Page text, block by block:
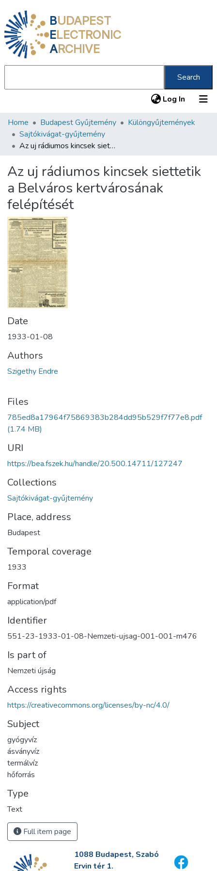
BUDAPEST
ELECTRONIC
ARCHIVE
Search
Log In (current)
Communities & Collections
All of DSpace
About us
Home Budapest Gyűjtemény
Különgyűjtemények
Sajtókivágat-gyűjtemény
Az uj rádiumos kincsek siettetik a Belváros kertvárosának felépítését
Az uj rádiumos kincsek siettetik
a Belváros kertvárosának
felépítését
Date
1933-01-08
Authors
Szigethy Endre
Files
785ed8a17964f75869383b284dd95b529f7f77e8.pdf
(1.74 MB)
URI
https://bea.fszek.hu/handle/20.500.14711/127247
Collections
Sajtókivágat-gyűjtemény
Place, address
Budapest
Temporal coverage
1933
Format
application/pdf
Identifier
551-23-1933-01-08-Nemzeti-ujsag-001-001-m476
Is part of
Nemzeti újság
Access rights
https://creativecommons.org/licenses/by-nc/4.0/
Subject
gyógyvíz
ásványvíz
termálvíz
hőforrás
Type
Text
Full item page
1088 Budapest, Szabó
Ervin tér 1.